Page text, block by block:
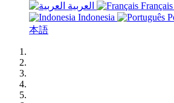
Français
Indonesia
本語